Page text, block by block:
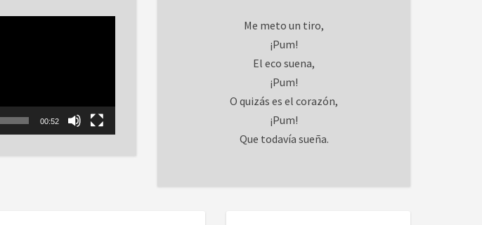
00:52
Me meto un tiro,
¡Pum!
El eco suena,
¡Pum!
O quizás es el corazón,
¡Pum!
Que todavía sueña.